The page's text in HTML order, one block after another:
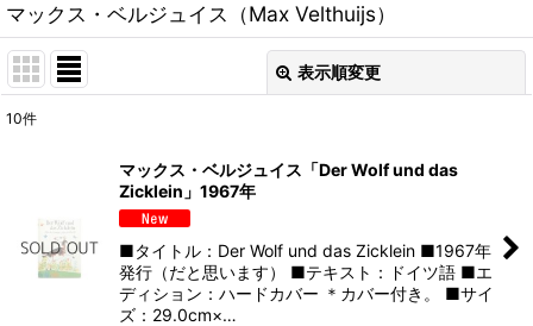
マックス・ベルジュイス（Max Velthuijs）
表示順変更
絞り込む
10件
マックス・ベルジュイス「Der Wolf und das
Zicklein」1967年
■タイトル：Der Wolf und das Zicklein ■1967年
発行（だと思います） ■テキスト：ドイツ語 ■エ
ディション：ハードカバー ＊カバー付き。 ■サイ
ズ：29.0cm×…